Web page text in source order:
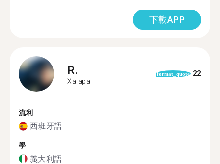
下載APP
R.
Xalapa
format_quote 22
流利
西班牙語
學
義大利語